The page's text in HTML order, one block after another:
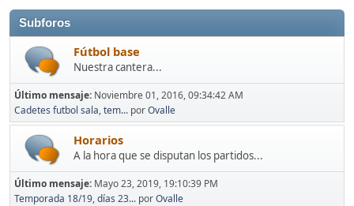
Subforos
Fútbol base
Nuestra cantera...
Último mensaje: Noviembre 01, 2016, 09:34:42 AM
Cadetes futbol sala, tem... porOvalle
Horarios
A la hora que se disputan los partidos...
Último mensaje: Mayo 23, 2019, 19:10:39 PM
Temporada 18/19, días 23... porOvalle